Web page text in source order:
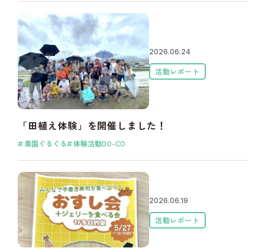
2026.06.24
活動レポート
「田植え体験」を開催しました！
農園ぐるぐる 体験活動DO-CO
2026.06.19
活動レポート